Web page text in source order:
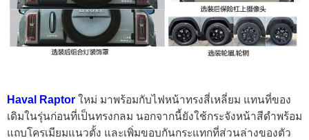
Haval Raptor ใหม่ มาพร้อมกับไฟหน้าทรงสี่เหลี่ยม แทนที่ของ
เดิมในรุ่นก่อนที่เป็นทรงกลม นอกจากนี้ยังใช้กระจังหน้าสีดำพร้อม
แถบโครเมียมแนวตั้ง และเพิ่มขอบกันกระแทกที่ส่วนล่างของตัว